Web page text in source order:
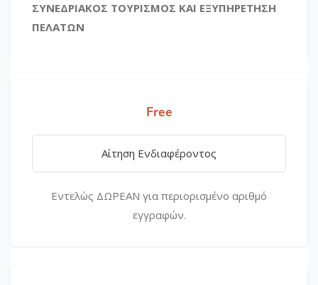
ΣΥΝΕΔΡΙΑΚΟΣ ΤΟΥΡΙΣΜΟΣ ΚΑΙ ΕΞΥΠΗΡΕΤΗΣΗ
ΠΕΛΑΤΩΝ
Free
Αίτηση Ενδιαφέροντος
Εντελώς ΔΩΡΕΑΝ για περιορισμένο αριθμό
εγγραφών.